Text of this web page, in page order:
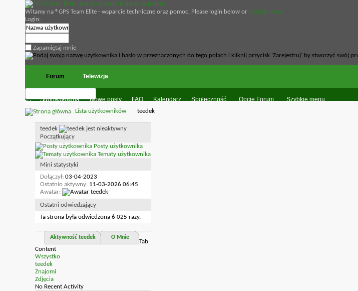
Witamy na ®GPS Team Elite - wsparcie techniczne oraz pomoc. Please login below or register now.
Login:
Zapamiętaj mnie
Forum
Strona główna Nowe posty FAQ Kalendarz Społeczność Opcje Forum Szybkie menu
Telewizja
Wyszukiwarka
Lista użytkowników teedek
teedek
Początkujący
Posty użytkownika
Tematy użytkownika
Mini statystyki
Dołączył 03-04-2023
Ostatnio aktywny 11-03-2026 06:45
Awatar
Ostatni odwiedzający
Ta strona była odwiedzona 6 025 razy.
Aktywność teedek O Mnie
Tab
Content
Wszystko
teedek
Znajomi
Zdjęcia
No Recent Activity